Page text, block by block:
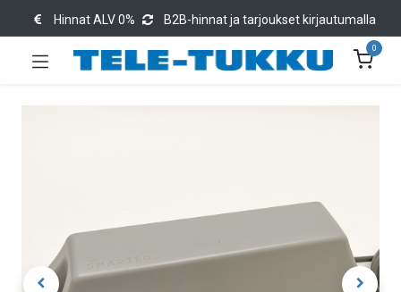
Hinnat ALV 0% B2B-hinnat ja tarjoukset kirjautumalla
0